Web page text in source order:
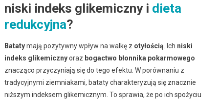
niski indeks glikemiczny i dieta
redukcyjna?
Batatymają pozytywny wpływ na walkę z otyłością . Ich niski
indeks glikemicznyoraz bogactwo błonnika pokarmowego
znacząco przyczyniają się do tego efektu. W porównaniu z
tradycyjnymi ziemniakami, bataty charakteryzują się znacznie
niższym indeksem glikemicznym. To sprawia, że po ich spożyciu